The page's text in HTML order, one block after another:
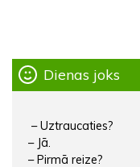
Dienas joks
– Uztraucaties?
– Jā.
– Pirmā reize?